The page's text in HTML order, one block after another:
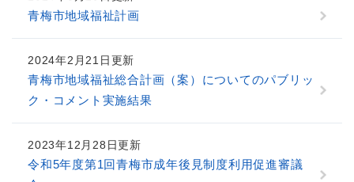
青梅市地域福祉計画
2024年2月21日更新
青梅市地域福祉総合計画（案）についてのパブリッ
ク・コメント実施結果
2023年12月28日更新
令和5年度第1回青梅市成年後見制度利用促進審議